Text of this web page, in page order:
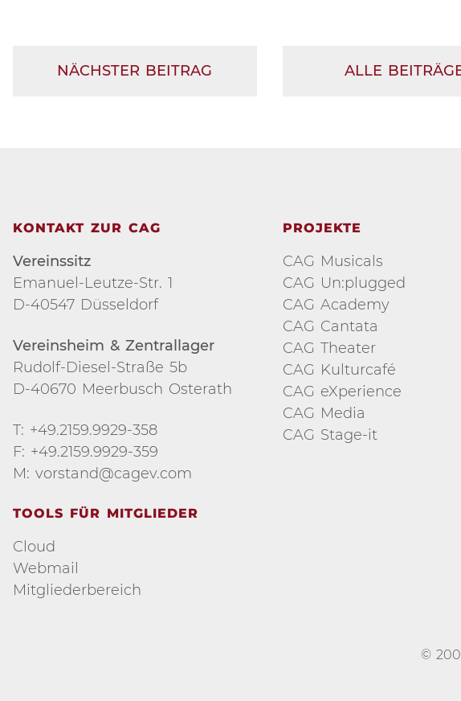
NÄCHSTER BEITRAG ALLE
KONTAKT ZUR CAG
Vereinssitz
Emanuel-Leutze-Str. 1
D-40547 Düsseldorf
Vereinsheim & Zentrallager
Rudolf-Diesel-Straße 5b
D-40670 Meerbusch Osterath
T: +49.2159.9929-358
F: +49.2159.9929-359
M: vorstand@cagev.com
TOOLS FÜR MITGLIEDER
Cloud
Webmail
Mitgliederbereich
PROJEKTE
CAG Musicals
CAG Un:plugged
CAG Academy
CAG Cantata
CAG Theater
CAG Kulturcafé
CAG eXperience
CAG Media
CAG Stage-it
©